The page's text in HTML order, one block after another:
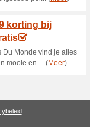
20